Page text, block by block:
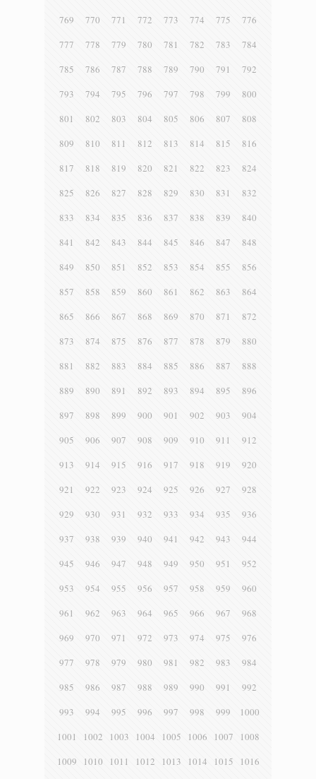
769
770 771 772 773 774 775
776
777
778 779 780 781 782 783
784
785
786 787 788 789 790 791
792
793
794 795 796 797 798 799
800
801
802 803 804 805 806 807
808
809
810 811 812 813 814 815
816
817
818 819 820 821 822 823
824
825
826 827 828 829 830 831
832
833
834 835 836 837 838 839
840
841
842 843 844 845 846 847
848
849
850 851 852 853 854 855
856
857
858 859 860 861 862 863
864
865
866 867 868 869 870 871
872
873
874 875 876 877 878 879
880
881
882 883 884 885 886 887
888
889
890 891 892 893 894 895
896
897
898 899 900 901 902 903
904
905
906 907 908 909 910 911
912
913
914 915 916 917 918 919
920
921
922 923 924 925 926 927
928
929
930 931 932 933 934 935
936
937
938 939 940 941 942 943
944
945
946 947 948 949 950 951
952
953
954 955 956 957 958 959
960
961
962 963 964 965 966 967
968
969
970 971 972 973 974 975
976
977
978 979 980 981 982 983
984
985
986 987 988 989 990 991
992
993
994 995 996 997 998 999
1000
1001
1002 1003 1004 1005 1006 1007
1008
1009
1010 1011 1012 1013 1014 1015
1016